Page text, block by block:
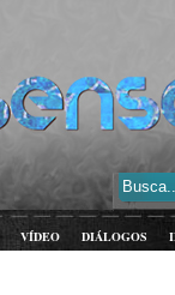
VÍDEO DIÁLOGOS